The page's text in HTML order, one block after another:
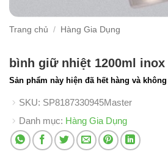
Trang chủ / Hàng Gia Dụng
bình giữ nhiệt 1200ml inox
Sản phẩm này hiện đã hết hàng và
SKU: SP8187330945Master
Danh mục: Hàng Gia Dụng